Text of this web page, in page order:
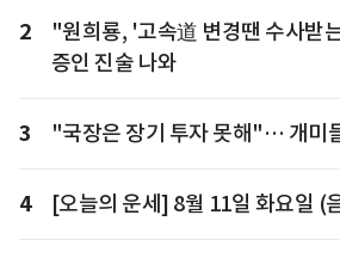
2
"원희룡, '고속道 변경땐 수사받
증인 진술 나와
3 "국장은 장기 투자 못해"… 개미
4 [오늘의 운세] 8월 11일 화요일 (